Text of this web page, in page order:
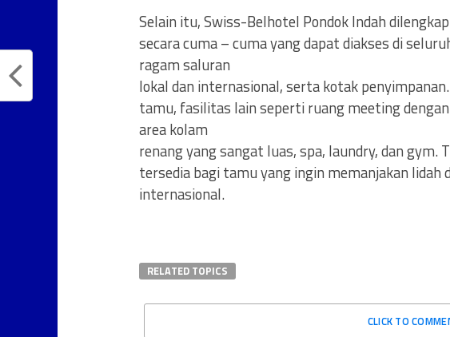
Selain itu, Swiss-Belhotel Pondok Indah
secara cuma – cuma yang dapat diakses di
ragam saluran
lokal dan internasional, serta kotak
tamu, fasilitas lain seperti ruang meeting
area kolam
renang yang sangat luas, spa, laundry, dan gym.
tersedia bagi tamu yang ingin memanjakan lidah
internasional.
RELATED TOPICS
CLICK TO